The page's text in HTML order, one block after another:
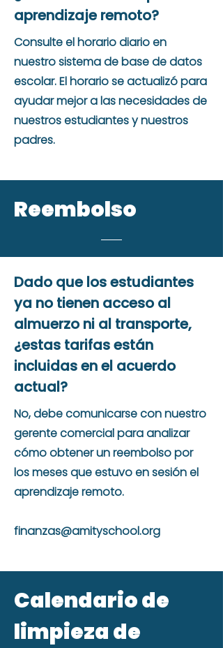
aprendizaje remoto?
Consulte el horario diario en
nuestro sistema de base de datos
escolar. El horario se actualizó para
ayudar mejor a las necesidades de
nuestros estudiantes y nuestros
padres.
Reembolso
Dado que los estudiantes
ya no tienen acceso al
almuerzo ni al transporte,
¿estas tarifas están
incluidas en el acuerdo
actual?
No, debe comunicarse con nuestro
gerente comercial para analizar
cómo obtener un reembolso por
los meses que estuvo en sesión el
aprendizaje remoto.
finanzas@amityschool.org
Calendario de
limpieza de